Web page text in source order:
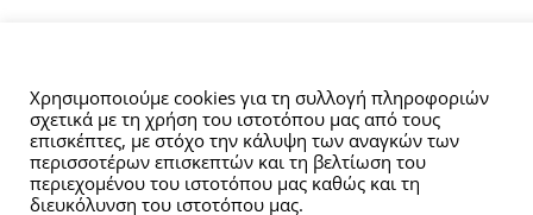
Χρησιμοποιούμε cookies για τη συλλογή πληροφοριών
σχετικά με τη χρήση του ιστοτόπου μας από τους
επισκέπτες, με στόχο την κάλυψη των αναγκών των
περισσοτέρων επισκεπτών και τη βελτίωση του
περιεχομένου του ιστοτόπου μας καθώς και τη
διευκόλυνση του ιστοτόπου μας.